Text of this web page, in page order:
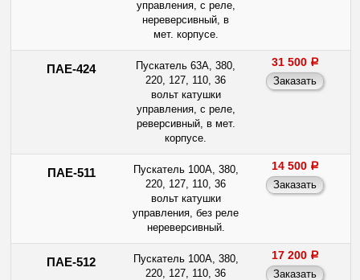
управления, с реле,
нереверсивный, в
мет. корпусе.
ПАЕ-424
Пускатель 63А, 380,
220, 127, 110, 36
вольт катушки
управления, с реле,
реверсивный, в мет.
корпусе.
31 500 a
ПАЕ-511
Пускатель 100А, 380,
220, 127, 110, 36
вольт катушки
управления, без реле
нереверсивный.
14 500 a
ПАЕ-512
Пускатель 100А, 380,
220, 127, 110, 36
17 200 a